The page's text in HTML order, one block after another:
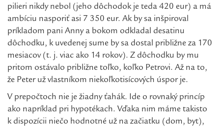
pilieri nikdy nebol (jeho dôchodok je teda 420 eur) a má
ambíciu nasporiť asi 7 350 eur. Ak by sa inšpiroval
príkladom pani Anny a bokom odkladal desatinu
dôchodku, k uvedenej sume by sa dostal približne za 170
mesiacov (t. j. viac ako 14 rokov). Z dôchodku by mu
pritom ostávalo približne toľko, koľko Petrovi. Až na to,
že Peter už vlastníkom niekoľkotisícových úspor je.
V prepočtoch nie je žiadny ťahák. Ide o rovnaký princíp
ako napríklad pri hypotékach. Vďaka nim máme takisto
k dispozícii niečo hodnotné už na začiatku (dom, byt),